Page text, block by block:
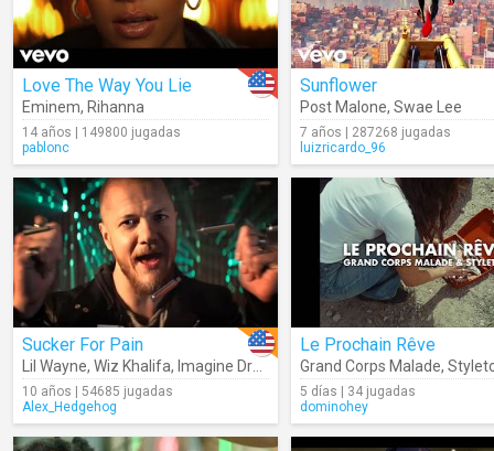
Love The Way You Lie
Eminem, Rihanna
14 años | 149800 jugadas
pablonc
Sunflower
Post Malone, Swae Lee
7 años | 287268 jugadas
luizricardo_96
Sucker For Pain
Lil Wayne, Wiz Khalifa, Imagine Dragons ,Logic, Ty Dolla $ign,X
10 años | 54685 jugadas
Alex_Hedgehog
Le Prochain Rêve
Grand Corps Malade,
5 días | 34 jugadas
dominohey